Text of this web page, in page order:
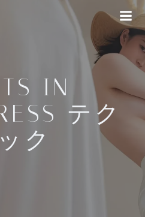
へ
ス
キ
ッ
プ
IN
テク
ク